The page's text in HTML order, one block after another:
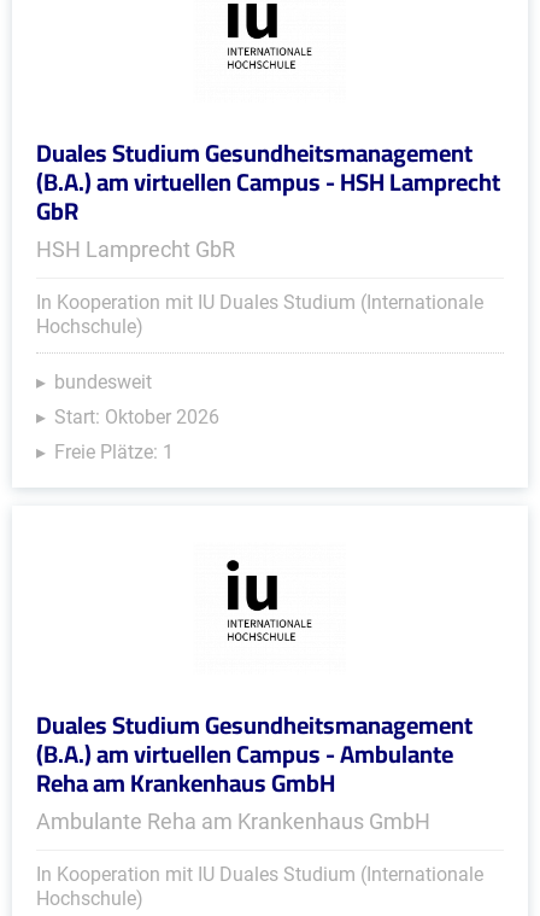
Duales Studium Gesundheitsmanagement
(B.A.) am virtuellen Campus - HSH Lamprecht
GbR
HSH Lamprecht GbR
In Kooperation mit IU Duales Studium (Internationale
Hochschule)
bundesweit
Start: Oktober 2026
Freie Plätze: 1
Duales Studium Gesundheitsmanagement
(B.A.) am virtuellen Campus - Ambulante
Reha am Krankenhaus GmbH
Ambulante Reha am Krankenhaus GmbH
In Kooperation mit IU Duales Studium (Internationale
Hochschule)